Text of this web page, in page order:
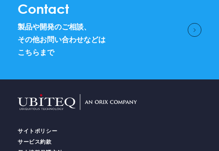
Contact
製品や開発のご相談、
その他お問い合わせなどは
こちらまで
サイトポリシー
サービス約款